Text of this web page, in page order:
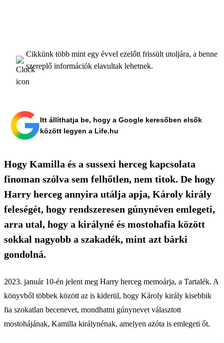
Cikkünk több mint egy évvel ezelőtt frissült utoljára, a benne
szereplő információk elavultak lehetnek.
Itt állíthatja be, hogy a Google keresőben elsők
között legyen a Life.hu
Hogy Kamilla és a sussexi herceg kapcsolata
finoman szólva sem felhőtlen, nem titok. De hogy
Harry herceg annyira utálja apja, Károly király
feleségét, hogy rendszeresen gúnynéven emlegeti,
arra utal, hogy a királyné és mostohafia között
sokkal nagyobb a szakadék, mint azt bárki
gondolná.
2023. január 10-én jelent meg Harry herceg memoárja, a Tartalék. A
könyvből többek között az is kiderül, hogy Károly király kisebbik
fia szokatlan becenevet, mondhatni gúnynevet választott
mostohájának, Kamilla királynénak, amelyen azóta is emlegeti őt.